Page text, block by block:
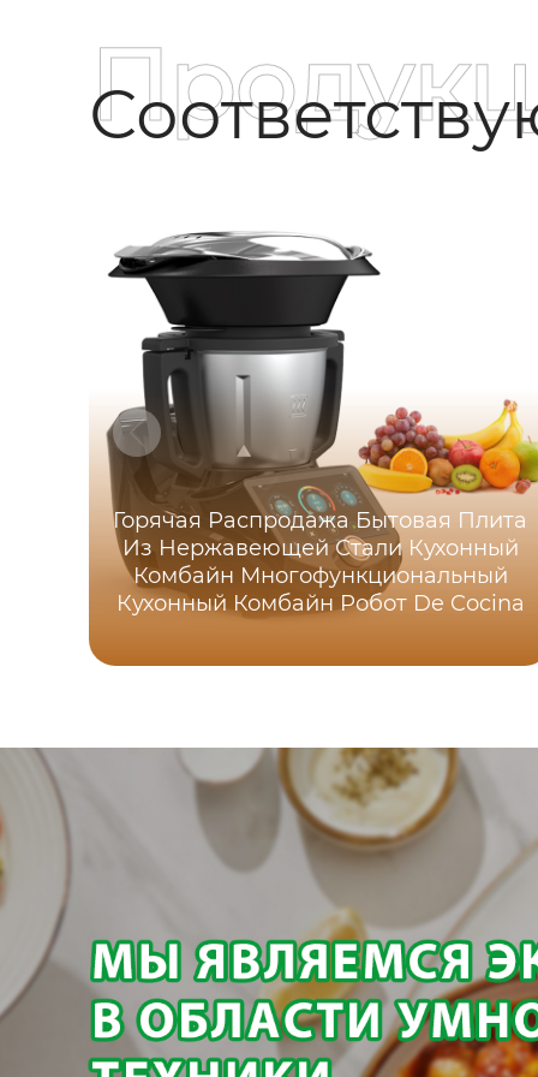
Горячая Распродажа Бытовая Плита
Из Нержавеющей Стали Кухонный
Комбайн Многофункциональный
Кухонный Комбайн Робот De Cocina